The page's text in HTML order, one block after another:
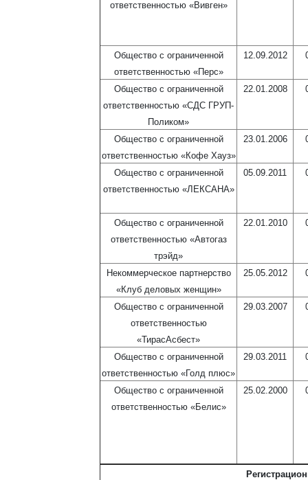
ответственностью «Вивген»
Общество с ограниченной
ответственностью «Перс»
12.09.2012
Общество с ограниченной
ответственностью «СДС ГРУП-
Поликом»
22.01.2008
Общество с ограниченной
ответственностью «Кофе Хауз»
23.01.2006
Общество с ограниченной
ответственностью «ЛЕКСАНА»
05.09.2011
Общество с ограниченной
ответственностью «Автогаз
трэйд»
22.01.2010
Некоммерческое партнерство
«Клуб деловых женщин»
25.05.2012
Общество с ограниченной
ответственностью
«ТирасАсбест»
29.03.2007
Общество с ограниченной
ответственностью «Голд плюс»
29.03.2011
Общество с ограниченной
ответственностью «Белис»
25.02.2000